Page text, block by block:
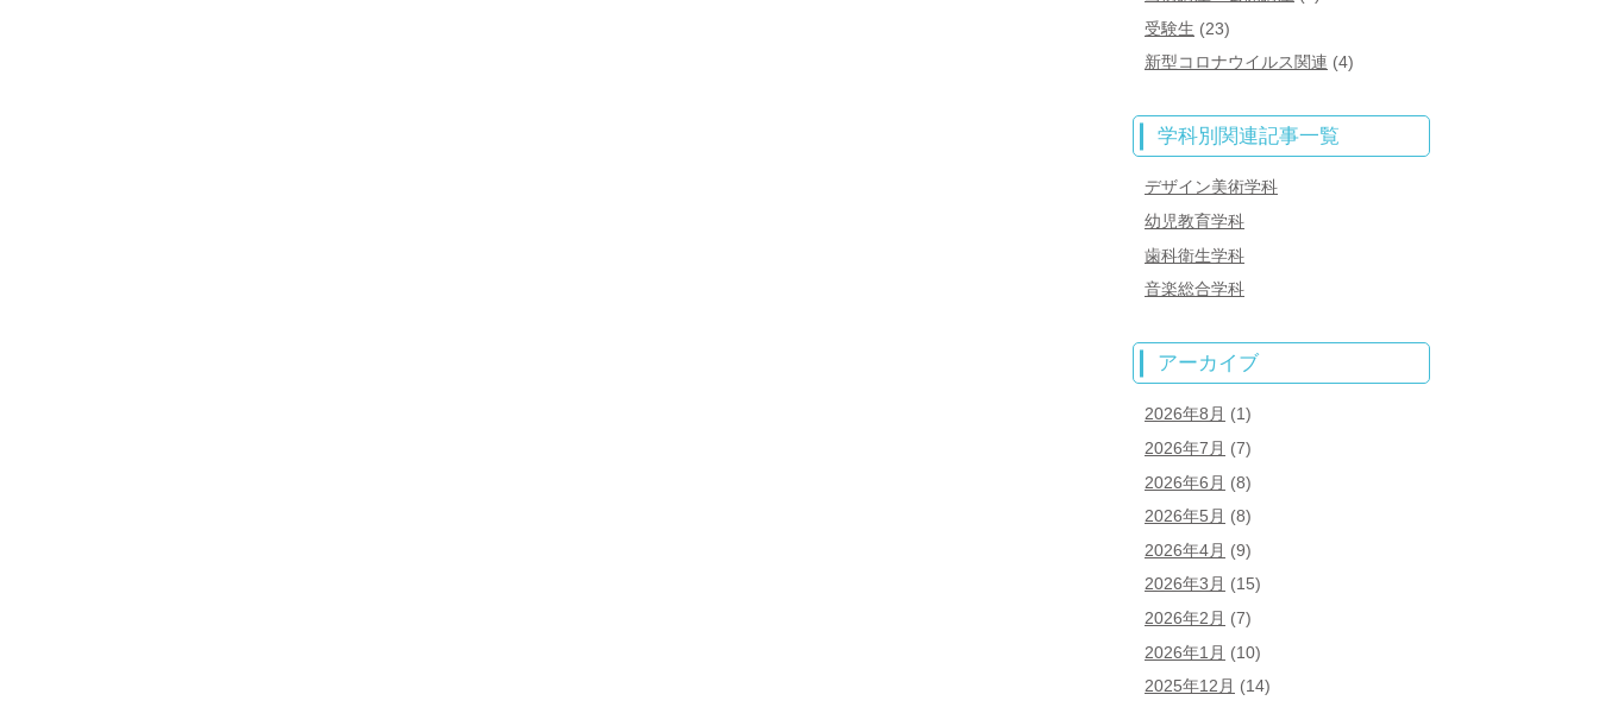
受験生 (23)
新型コロナウイルス関連 (4)
学科別関連記事一覧
デザイン美術学科
幼児教育学科
歯科衛生学科
音楽総合学科
アーカイブ
2026年8月 (1)
2026年7月 (7)
2026年6月 (8)
2026年5月 (8)
2026年4月 (9)
2026年3月 (15)
2026年2月 (7)
2026年1月 (10)
2025年12月 (14)